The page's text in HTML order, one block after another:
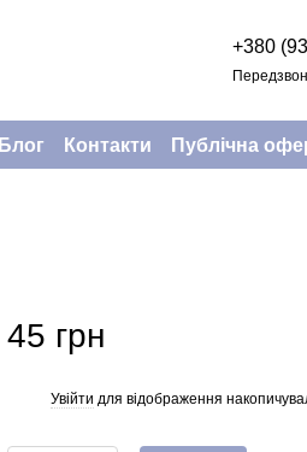
+380
Блог Контакти Публічна
45 грн
Увійти для відображення